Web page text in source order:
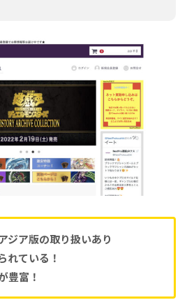
ジア版の取り扱いあり
れている！
豊富！